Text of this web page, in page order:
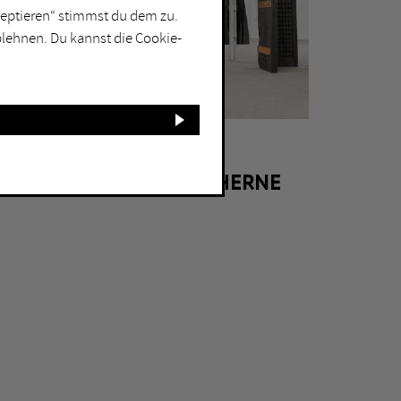
FLOTTMANN-HALLEN HERNE
stimmst du dem zu.
Du kannst die Cookie-